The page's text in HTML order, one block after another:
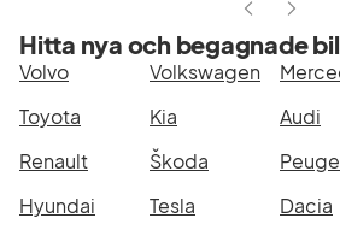
Hitta nya och begagnade
Volvo Volkswagen
Toyota
Kia Audi
Renault
Škoda
Hyundai
Tesla Dacia